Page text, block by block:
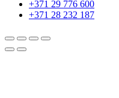
+371 29 776 600
+371 28 232 187